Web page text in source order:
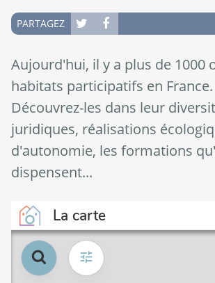
PARTAGEZ
Aujourd'hui, il y a plus de 1000
habitats participatifs en France.
Découvrez-les dans leur
juridiques, réalisations
d'autonomie, les formations
dispensent...